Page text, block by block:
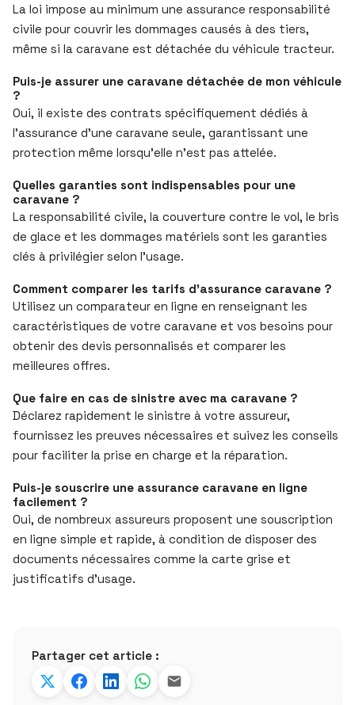
La loi impose au minimum une assurance responsabilité
civile pour couvrir les dommages causés à des tiers,
même si la caravane est détachée du véhicule tracteur.
Puis-je assurer une caravane détachée de mon véhicule
?
Oui, il existe des contrats spécifiquement dédiés à
l’assurance d’une caravane seule, garantissant une
protection même lorsqu’elle n’est pas attelée.
Quelles garanties sont indispensables pour une
caravane ?
La responsabilité civile, la couverture contre le vol, le bris
de glace et les dommages matériels sont les garanties
clés à privilégier selon l’usage.
Comment comparer les tarifs d’assurance caravane ?
Utilisez un comparateur en ligne en renseignant les
caractéristiques de votre caravane et vos besoins pour
obtenir des devis personnalisés et comparer les
meilleures offres.
Que faire en cas de sinistre avec ma caravane ?
Déclarez rapidement le sinistre à votre assureur,
fournissez les preuves nécessaires et suivez les conseils
pour faciliter la prise en charge et la réparation.
Puis-je souscrire une assurance caravane en ligne
facilement ?
Oui, de nombreux assureurs proposent une souscription
en ligne simple et rapide, à condition de disposer des
documents nécessaires comme la carte grise et
justificatifs d’usage.
Partager cet article :